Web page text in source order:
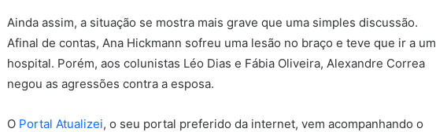
Ainda assim, a situação se mostra mais grave que uma simples discussão.
Afinal de contas, Ana Hickmann sofreu uma lesão no braço e teve que ir a um
hospital. Porém, aos colunistas Léo Dias e Fábia Oliveira, Alexandre Correa
negou as agressões contra a esposa.
O Portal Atualizei, o seu portal preferido da internet, vem acompanhando o